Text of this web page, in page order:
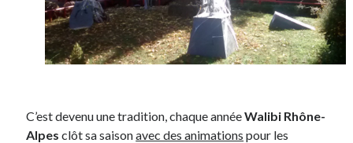
C’est devenu une tradition, chaque annéeWalibi Rhône-
Alpes clôt sa saisonavec des animations pour les